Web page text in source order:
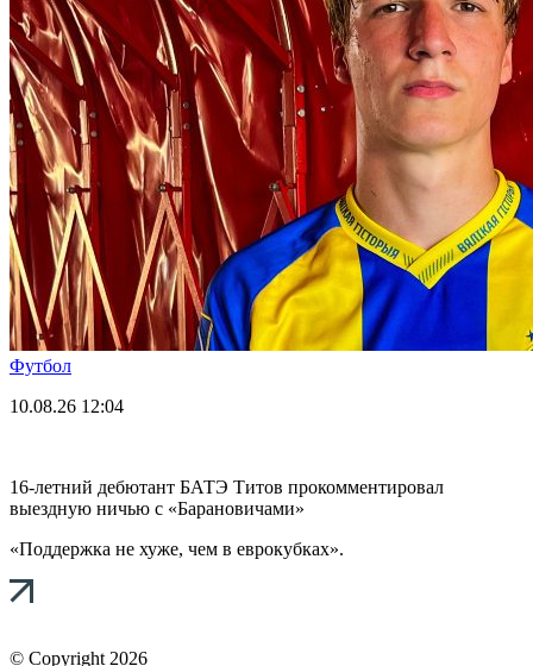
Футбол
10.08.26 12:04
16-летний дебютант БАТЭ Титов прокомментировал
выездную ничью с «Барановичами»
«Поддержка не хуже, чем в еврокубках».
© Copyright 2026